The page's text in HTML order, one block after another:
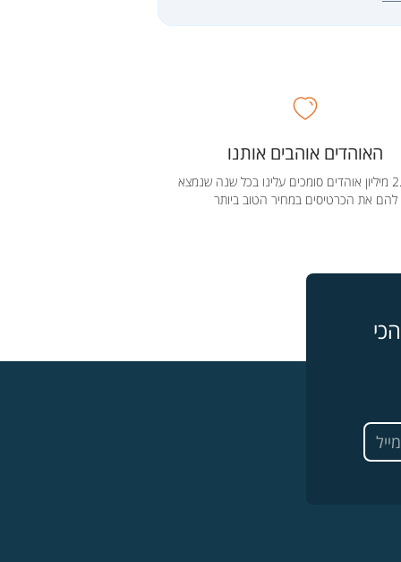
האוהדים אוהבים אותנו
מעל 2.5 מיליון אוהדים סומכים עלינו בכל שנה שנמצא
להם את הכרטיסים במחיר הטוב ביותר